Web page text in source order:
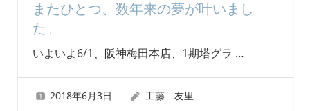
またひとつ、数年来の夢が叶いまし
た。
いよいよ6/1、阪神梅田本店、1期塔グラ …
2018年6月3日 工藤 友里